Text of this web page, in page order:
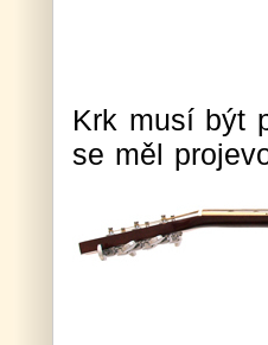
Krk musí být
se měl